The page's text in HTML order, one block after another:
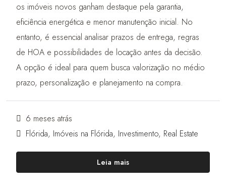
os imóveis novos ganham destaque pela garantia,
eficiência energética e menor manutenção inicial. No
entanto, é essencial analisar prazos de entrega, regras
de HOA e possibilidades de locação antes da decisão.
A opção é ideal para quem busca valorização no médio
prazo, personalização e planejamento na compra.
6 meses atrás
Flórida, Imóveis na Flórida, Investimento, Real Estate
Leia mais